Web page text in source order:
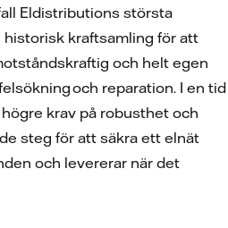
Eldistributions största
historisk kraftsamling för att
och helt egen
och reparation. I en tid
krav på robusthet och
steg för att säkra ett elnät
och levererar när det